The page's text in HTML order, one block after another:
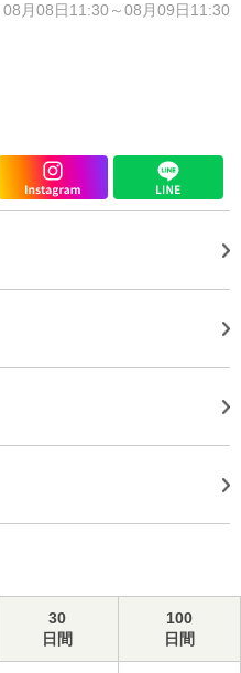
08月08日11:30～08月09日11:30
30
日間
100
日間